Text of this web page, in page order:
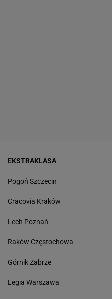
EKSTRAKLASA
Pogoń Szczecin
Cracovia Kraków
Lech Poznań
Raków Częstochowa
Górnik Zabrze
Legia Warszawa